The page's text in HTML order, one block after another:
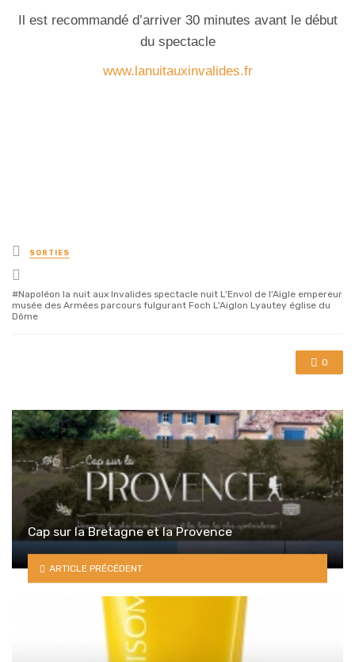
Il est recommandé d’arriver 30 minutes avant le début
du spectacle
www.lanuitauxinvalides.fr
Posted
in
SORTIES
with
Napoléon la nuit aux Invalides spectacle nuit L'Envol de l'Aigle empereur
musée des Armées parcours fulgurant Foch L'Aiglon Lyautey église du
Dôme
0
Cap sur la Bretagne et la Provence
ARTICLE PRÉCÉDENT